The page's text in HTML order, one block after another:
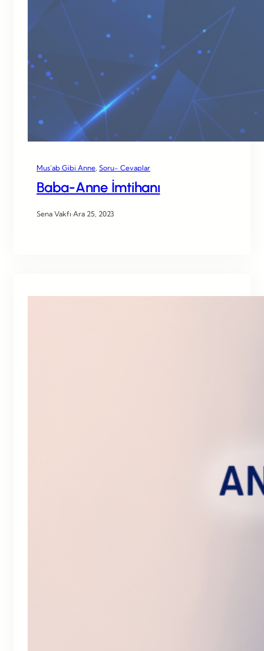
Mus’ab Gibi Anne Soru- Cevaplar
Baba-Anne İmtihanı
Sena Vakfı·Ara 25, 2023